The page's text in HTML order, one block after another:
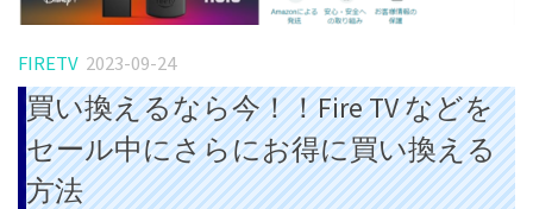
FIRETV 2023-09-24
買い換えるなら今！！Fire TV などを
セール中にさらにお得に買い換える
方法